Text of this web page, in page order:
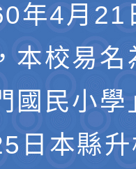
年4月21
本校易名
國民小學
日本縣